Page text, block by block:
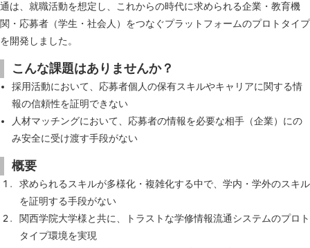
通は、就職活動を想定し、これからの時代に求められる企業・教育機
関・応募者（学生・社会人）をつなぐプラットフォームのプロトタイプ
を開発しました。
こんな課題はありませんか？
採用活動において、応募者個人の保有スキルやキャリアに関する情
報の信頼性を証明できない
人材マッチングにおいて、応募者の情報を必要な相手（企業）にの
み安全に受け渡す手段がない
概要
求められるスキルが多様化・複雑化する中で、学内・学外のスキル
を証明する手段がない
関西学院大学様と共に、トラストな学修情報流通システムのプロト
タイプ環境を実現